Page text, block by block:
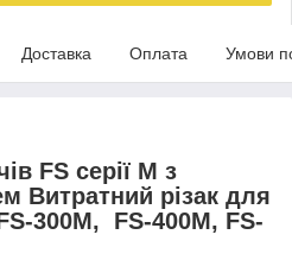
Доставка Оплата Умови
FS серії M з
Витратний різак для
300M, FS-400M, FS-